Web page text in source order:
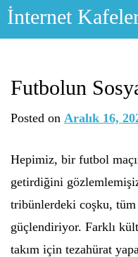
Skip
İnternet
Futbolun
Posted on Aralık 16,
Hepimiz, bir futbol
getirdiğini
tribünlerdeki coşku,
güçlendiriyor. Farklı
takım için tezahürat